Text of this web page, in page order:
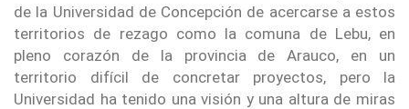
de la Universidad de Concepción de acercarse a estos
territorios de rezago como la comuna de Lebu, en
pleno corazón de la provincia de Arauco, en un
territorio difícil de concretar proyectos, pero la
Universidad ha tenido una visión y una altura de miras